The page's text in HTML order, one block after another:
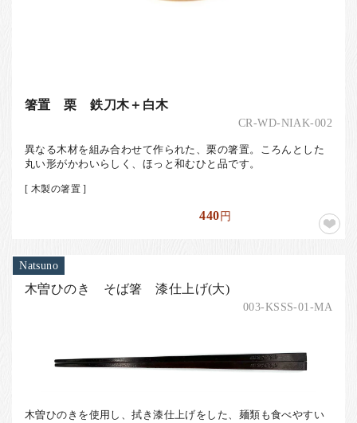
箸置 栗 鉄刀木＋白木
CR-WD-NIAK-002
異なる木材を組み合わせて作られた、栗の箸置。ころんとした
丸い形がかわいらしく、ほっと和むひと品です。
[ 木製の箸置 ]
440円
Natsuno
木曽ひのき そば箸 漆仕上げ(大)
003-KSSS-01-MA
木曽ひのきを使用し、拭き漆仕上げをした、麺類も食べやすい